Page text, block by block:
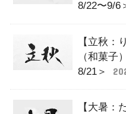
8/22〜9/6
【立秋：
（和菓子
8/21＞
【大暑：